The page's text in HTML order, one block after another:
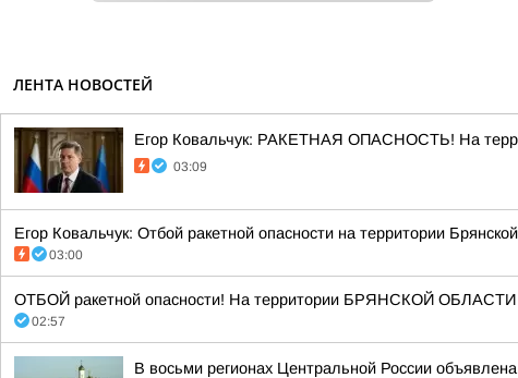
ЛЕНТА НОВОСТЕЙ
Егор Ковальчук: РАКЕТНАЯ ОПАСНОСТЬ! На
03:09
Егор Ковальчук: Отбой ракетной опасности на территории
03:00
ОТБОЙ ракетной опасности! На территории БРЯНСКОЙ ОБЛАСТИ
02:57
В восьми регионах Центральной России